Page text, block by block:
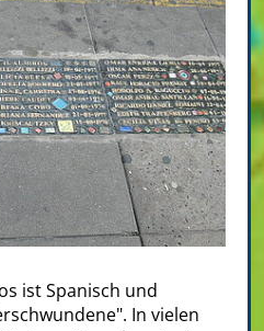
ist Spanisch und
In vielen